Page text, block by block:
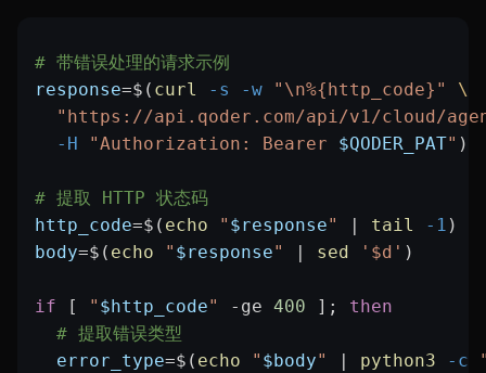
# 带错误处理的请求示例
response=$( curl -s -w "\n%{http_code}"
\
"https://api.qoder.com/api/v1/cloud/
  -H
"Authorization: Bearer $QODER_PAT" )
# 提取 HTTP 状态码
http_code=$( echo " $response" tail -1 )
body=$( echo " $response" sed '$d' )
if [ " $http_code" -ge 400 ]; then
  # 提取错误类型
  error_type
=$( echo " $body" python3 -c